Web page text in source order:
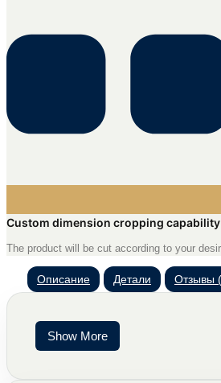
Custom dimension cropping capability
The product will be cut according to your
Описание Детали Отзывы
Show More